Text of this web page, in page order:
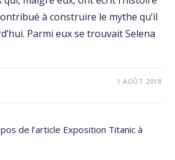
à construire le mythe qu’il
Parmi eux se trouvait Selena
1 AOÛT 2018